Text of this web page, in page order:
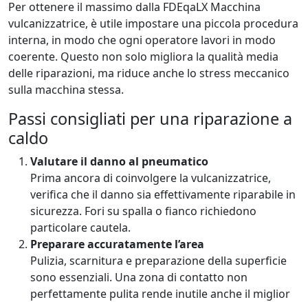
Per ottenere il massimo dalla FDEqaLX Macchina
vulcanizzatrice, è utile impostare una piccola procedura
interna, in modo che ogni operatore lavori in modo
coerente. Questo non solo migliora la qualità media
delle riparazioni, ma riduce anche lo stress meccanico
sulla macchina stessa.
Passi consigliati per una riparazione a
caldo
Valutare il danno al pneumatico
Prima ancora di coinvolgere la vulcanizzatrice,
verifica che il danno sia effettivamente riparabile in
sicurezza. Fori su spalla o fianco richiedono
particolare cautela.
Preparare accuratamente l’area
Pulizia, scarnitura e preparazione della superficie
sono essenziali. Una zona di contatto non
perfettamente pulita rende inutile anche il miglior